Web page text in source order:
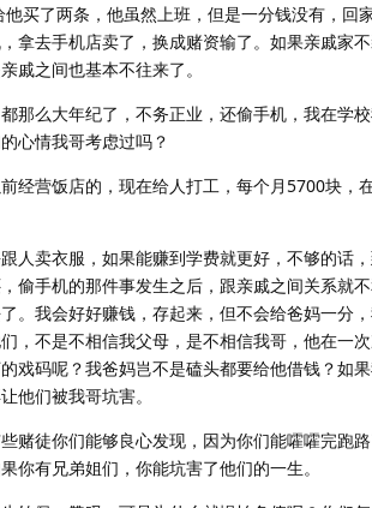
买了两条，他虽然上班，但是一分钱没有，回
拿去手机店卖了，换成赌资输了。如果亲戚家不
戚之间也基本不往来了。
那么大年纪了，不务正业，还偷手机，我在学
心情我哥考虑过吗？
经营饭店的，现在给人打工，每个月5700块，
人卖衣服，如果能赚到学费就更好，不够的话
偷手机的那件事发生之后，跟亲戚之间关系就不
。我会好好赚钱，存起来，但不会给爸妈一分
，不是不相信我父母，是不相信我哥，他在一
戏码呢？我爸妈岂不是磕头都要给他借钱？如
他们被我哥坑害。
赌徒你们能够良心发现，因为你们能嚯嚯完跑
你有兄弟姐们，你能坑害了他们的一生。